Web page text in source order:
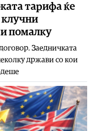
тарифа ќе
клучни
помалку
Заедничката
држави со кои